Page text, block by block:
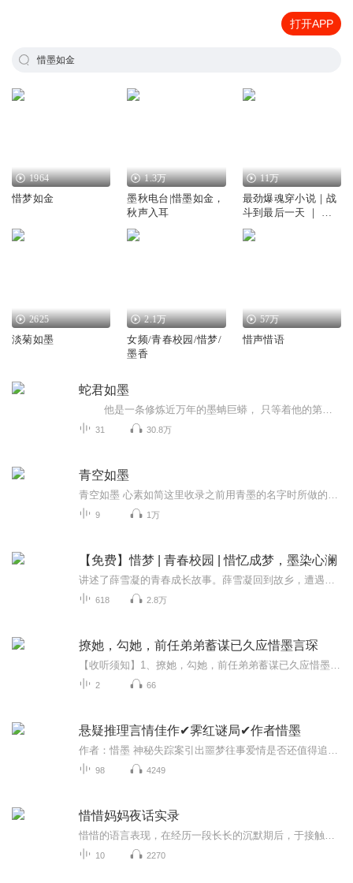
打开APP
惜墨如金
1964
惜梦如金
1.3万
墨秋电台|惜墨如金，
秋声入耳
11万
最劲爆魂穿小说｜战
斗到最后一天 ｜ 作
者：惜墨如金
2625
淡菊如墨
2.1万
女频/青春校园/惜梦/
墨香
57万
惜声惜语
蛇君如墨
31 30.8万
青空如墨
9 1万
【免费】惜梦 | 青春校园 | 惜忆成梦，墨染心澜
618 2.8万
撩她，勾她，前任弟弟蓄谋已久应惜墨言琛
2 66
悬疑推理言情佳作✔霁红谜局✔作者惜墨
98 4249
惜惜妈妈夜话实录
10 2270